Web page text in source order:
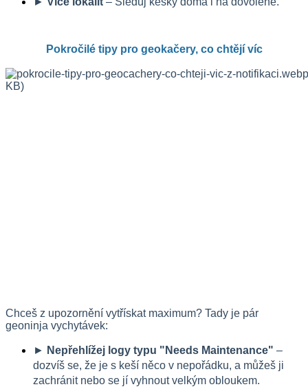
Pokročilé tipy pro geokačery, co chtějí víc
Chceš z upozornění vytřískat maximum? Tady je pár
geoninja vychytávek:
► Nepřehlížej logy typu "Needs Maintenance" –
dozvíš se, že je s keší něco v nepořádku, a můžeš ji
zachránit nebo se jí vyhnout velkým obloukem.